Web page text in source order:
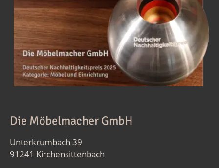
Die Möbelmacher GmbH
Unterkrumbach 39
91241 Kirchensittenbach